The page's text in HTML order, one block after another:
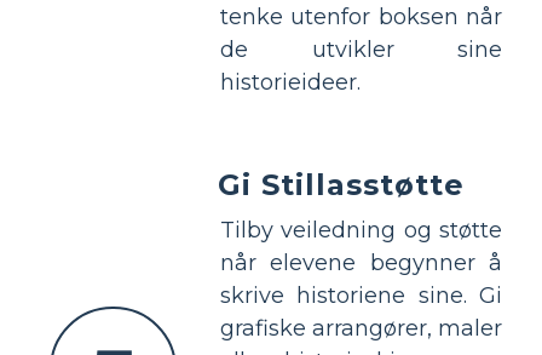
tenke utenfor boksen når
de utvikler sine
historieideer.
Gi Stillasstøtte
Tilby veiledning og støtte
når elevene begynner å
skrive historiene sine. Gi
grafiske arrangører, maler